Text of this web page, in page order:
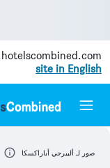
site in English
صور لـ ألبيرجي أباراكسكا